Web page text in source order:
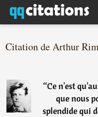
Citation de Arthur
“Ce n'est
que nous
splendide qui